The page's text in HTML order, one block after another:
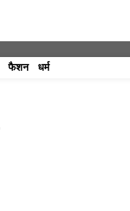
फैशन धर्म